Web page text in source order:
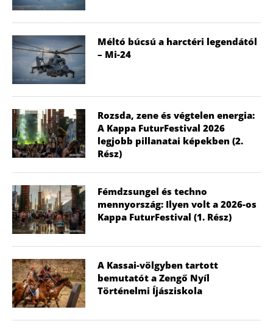
Méltó búcsú a harctéri legendától
– Mi-24
Rozsda, zene és végtelen energia:
A Kappa FuturFestival 2026
legjobb pillanatai képekben (2.
Rész)
Fémdzsungel és techno
mennyország: Ilyen volt a 2026-os
Kappa FuturFestival (1. Rész)
A Kassai-völgyben tartott
bemutatót a Zengő Nyíl
Történelmi Íjásziskola